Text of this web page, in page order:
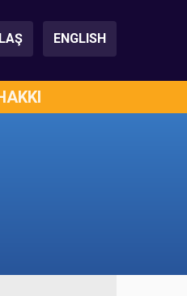
ENGLISH